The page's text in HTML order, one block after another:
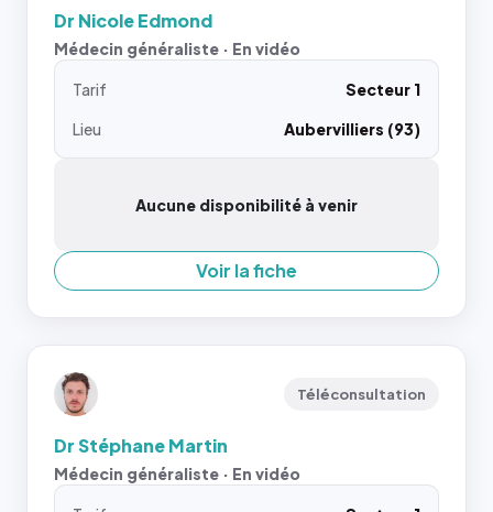
Dr Nicole Edmond
Médecin généraliste · En vidéo
Tarif
Secteur 1
Lieu
Aubervilliers (93)
Aucune disponibilité à venir
Voir la fiche
Téléconsultation
Dr Stéphane Martin
Médecin généraliste · En vidéo